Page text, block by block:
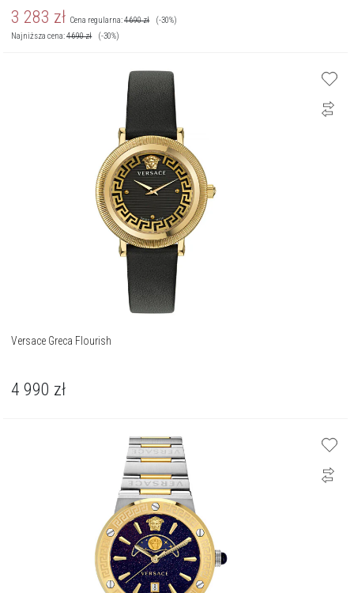
3 283 zł Cena regularna:4 690zł
(-30%)
Najniższa cena:4 690zł (-30%)
Versace Greca Flourish
4 990 zł